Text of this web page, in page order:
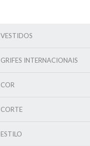
VESTIDOS
GRIFES INTERNACIONAIS
COR
CORTE
ESTILO